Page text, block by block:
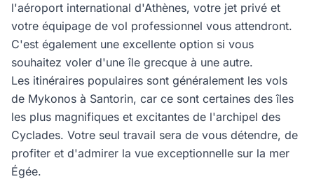
l'aéroport international d'Athènes, votre jet privé et
votre équipage de vol professionnel vous attendront.
C'est également une excellente option si vous
souhaitez voler d'une île grecque à une autre.
Les itinéraires populaires sont généralement les vols
de Mykonos à Santorin, car ce sont certaines des îles
les plus magnifiques et excitantes de l'archipel des
Cyclades. Votre seul travail sera de vous détendre, de
profiter et d'admirer la vue exceptionnelle sur la mer
Égée.